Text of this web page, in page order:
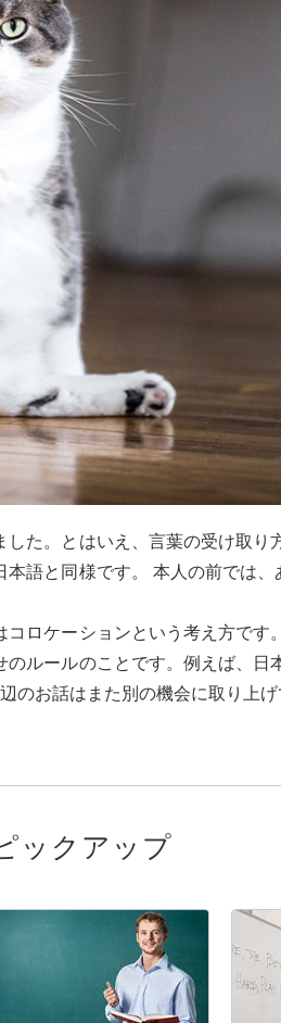
た。とはいえ、言葉の受け取
語と同様です。 本人の前では、
ロケーションという考え方です。
ルールのことです。例えば、
お話はまた別の機会に取り上げ
ックアップ